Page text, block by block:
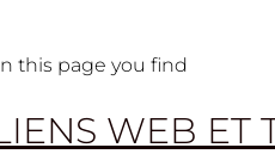
this page you find
WEB ET